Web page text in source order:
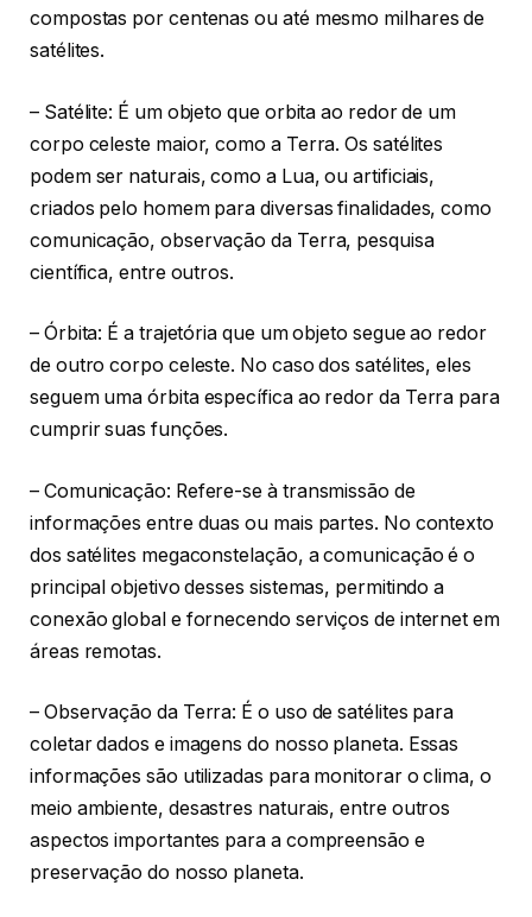
compostas por centenas ou até mesmo milhares de
satélites.
– Satélite: É um objeto que orbita ao redor de um
corpo celeste maior, como a Terra. Os satélites
podem ser naturais, como a Lua, ou artificiais,
criados pelo homem para diversas finalidades, como
comunicação, observação da Terra, pesquisa
científica, entre outros.
– Órbita: É a trajetória que um objeto segue ao redor
de outro corpo celeste. No caso dos satélites, eles
seguem uma órbita específica ao redor da Terra para
cumprir suas funções.
– Comunicação: Refere-se à transmissão de
informações entre duas ou mais partes. No contexto
dos satélites megaconstelação, a comunicação é o
principal objetivo desses sistemas, permitindo a
conexão global e fornecendo serviços de internet em
áreas remotas.
– Observação da Terra: É o uso de satélites para
coletar dados e imagens do nosso planeta. Essas
informações são utilizadas para monitorar o clima, o
meio ambiente, desastres naturais, entre outros
aspectos importantes para a compreensão e
preservação do nosso planeta.